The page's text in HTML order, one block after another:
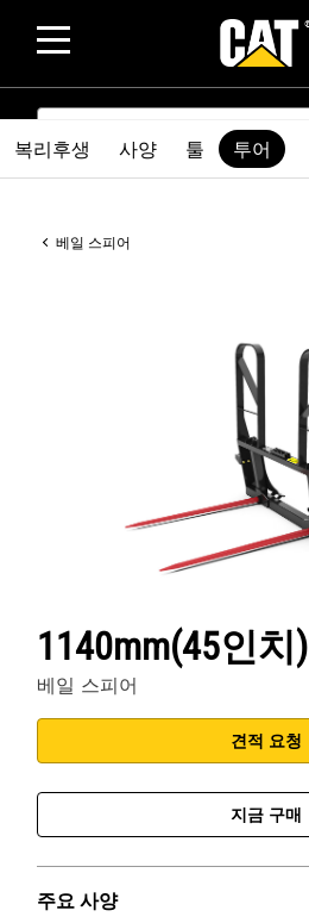
SEARCH
베일 스피어
1140mm(45인치)
베일 스피어
견적 요청
지금 구매
주요 사양
복리후생 사양 툴 투어